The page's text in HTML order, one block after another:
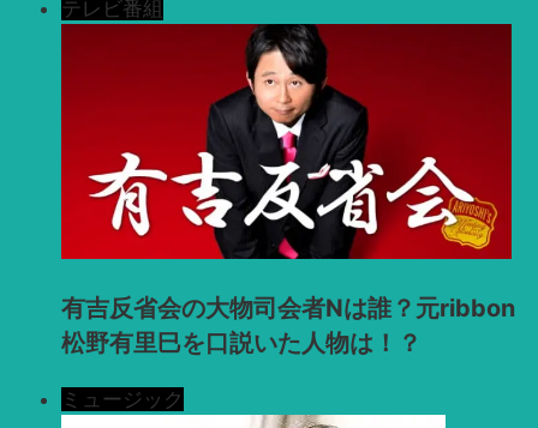
テレビ番組
有吉反省会の大物司会者Nは誰？元ribbon
松野有里巳を口説いた人物は！？
ミュージック